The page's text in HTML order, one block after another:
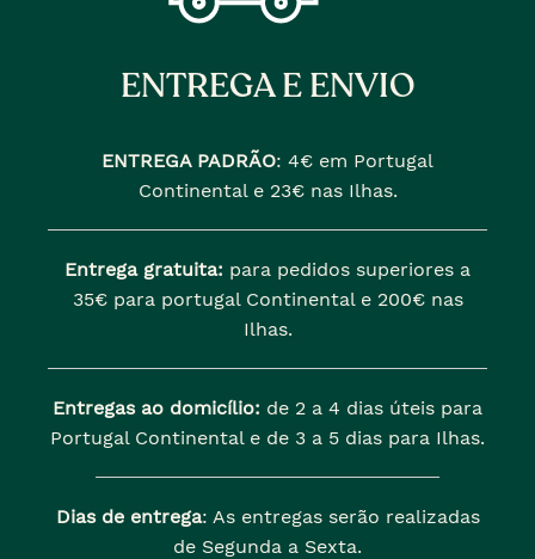
ENTREGA E ENVIO
ENTREGA PADRÃO: 4€ em Portugal
Continental e 23€ nas Ilhas.
Entrega gratuita: para pedidos superiores a
35€ para portugal Continental e 200€ nas
Ilhas.
Entregas ao domicílio: de 2 a 4 dias úteis para
Portugal Continental e de 3 a 5 dias para Ilhas.
Dias de entrega: As entregas serão realizadas
de Segunda a Sexta.